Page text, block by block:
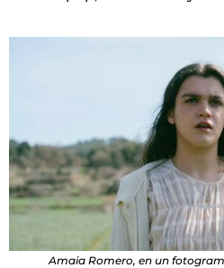
Amaia Romero, en un